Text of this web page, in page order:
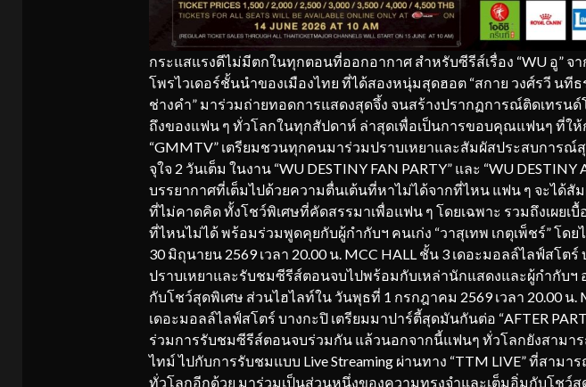
กระแสแรงดีไม่มีตกในทุกตอนที่ออกอากาศ สำหรับซีรีส์เรื่อง “WU อู” จ
โพรไวเดอร์ชั้นนำของเมืองไทย ที่ได้สองหนุ่มสุดฮอต “สกาย วงศ์รวี นที
ช่างคำ” มาร่วมถ่ายทอดการแสดงสุดจึ้ง จนสร้างปรากฏการณ์ติดเทรนด์
ถึงของแฟน ๆ ทั่วโลกในทุกสัปดาห์ ล่าสุดเพื่อเป็นการขอบคุณแฟนๆ ที่ใ
“GMMTV” เตรียมชวนทุกคนมาร่วมปราบเหยาและสัมผัสประสบการ
จุใจ 2 วันเต็ม ในงาน “WU DESTINY FAN PARTY” และ “WU DESTINY
บรรยากาศที่เต็มไปด้วยความตื่นเต้นที่หาไม่ได้จากที่ไหน แฟน ๆ จะได้
ที่ไม่คาดคิด ทั้งโชว์พิเศษที่คัดสรรมาเพื่อแฟน ๆ โดยเฉพาะ รวมถึงเผยเ
ที่ไหนไม่ได้ พร้อมร่วมพูดคุยกับผู้กำกับฯ คนเก่ง “วาสุเทพ เกตุเพ็ชร์” โด
30 มิถุนายน 2569 เวลา 20.00 น. MCC HALL ชั้น 3 เดอะมอลล์ไลฟ์สโต
ปราบเหยาและรับชมซีรีส์ตอนจบไปพร้อมกับเหล่านักแสดงและผู้กำกับฯ
กับโชว์สุดพิเศษ ส่วนไฮไลท์ใน วันพุธที่ 1 กรกฎาคม 2569 เวลา 20.00 น.
เดอะมอลล์ไลฟ์สโตร์ บางกะปิ เตรียมมาปาร์ตี้สุดมันกันต่อ “AFTER
ร่วมการรับชมซีรีส์ตอนจบร่วมกัน แล้วนอกจากนี้แฟนๆ ทั่วโลกยังสามา
ไทม์ ไปกับการรับชมแบบ Live Streaming ผ่านทาง “TTM LIVE” ที่สาม
ทั่วโลกอีกด้วย มาร่วมเป็นส่วนหนึ่งของความทรงจำและเต็มอิ่มกับโชว์